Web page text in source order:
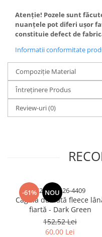
Atenție! Pozele sunt
nuanțele pot diferi ușor
constituie defect de
Informatii conformitate
Compoziție Material
Întreținere Produs
Review-uri(0)
-61% NOU
C2592-5526-4409
Cagulă dublată fleece
fiartă - Dark Green
152,52 Lei
60,00 Lei